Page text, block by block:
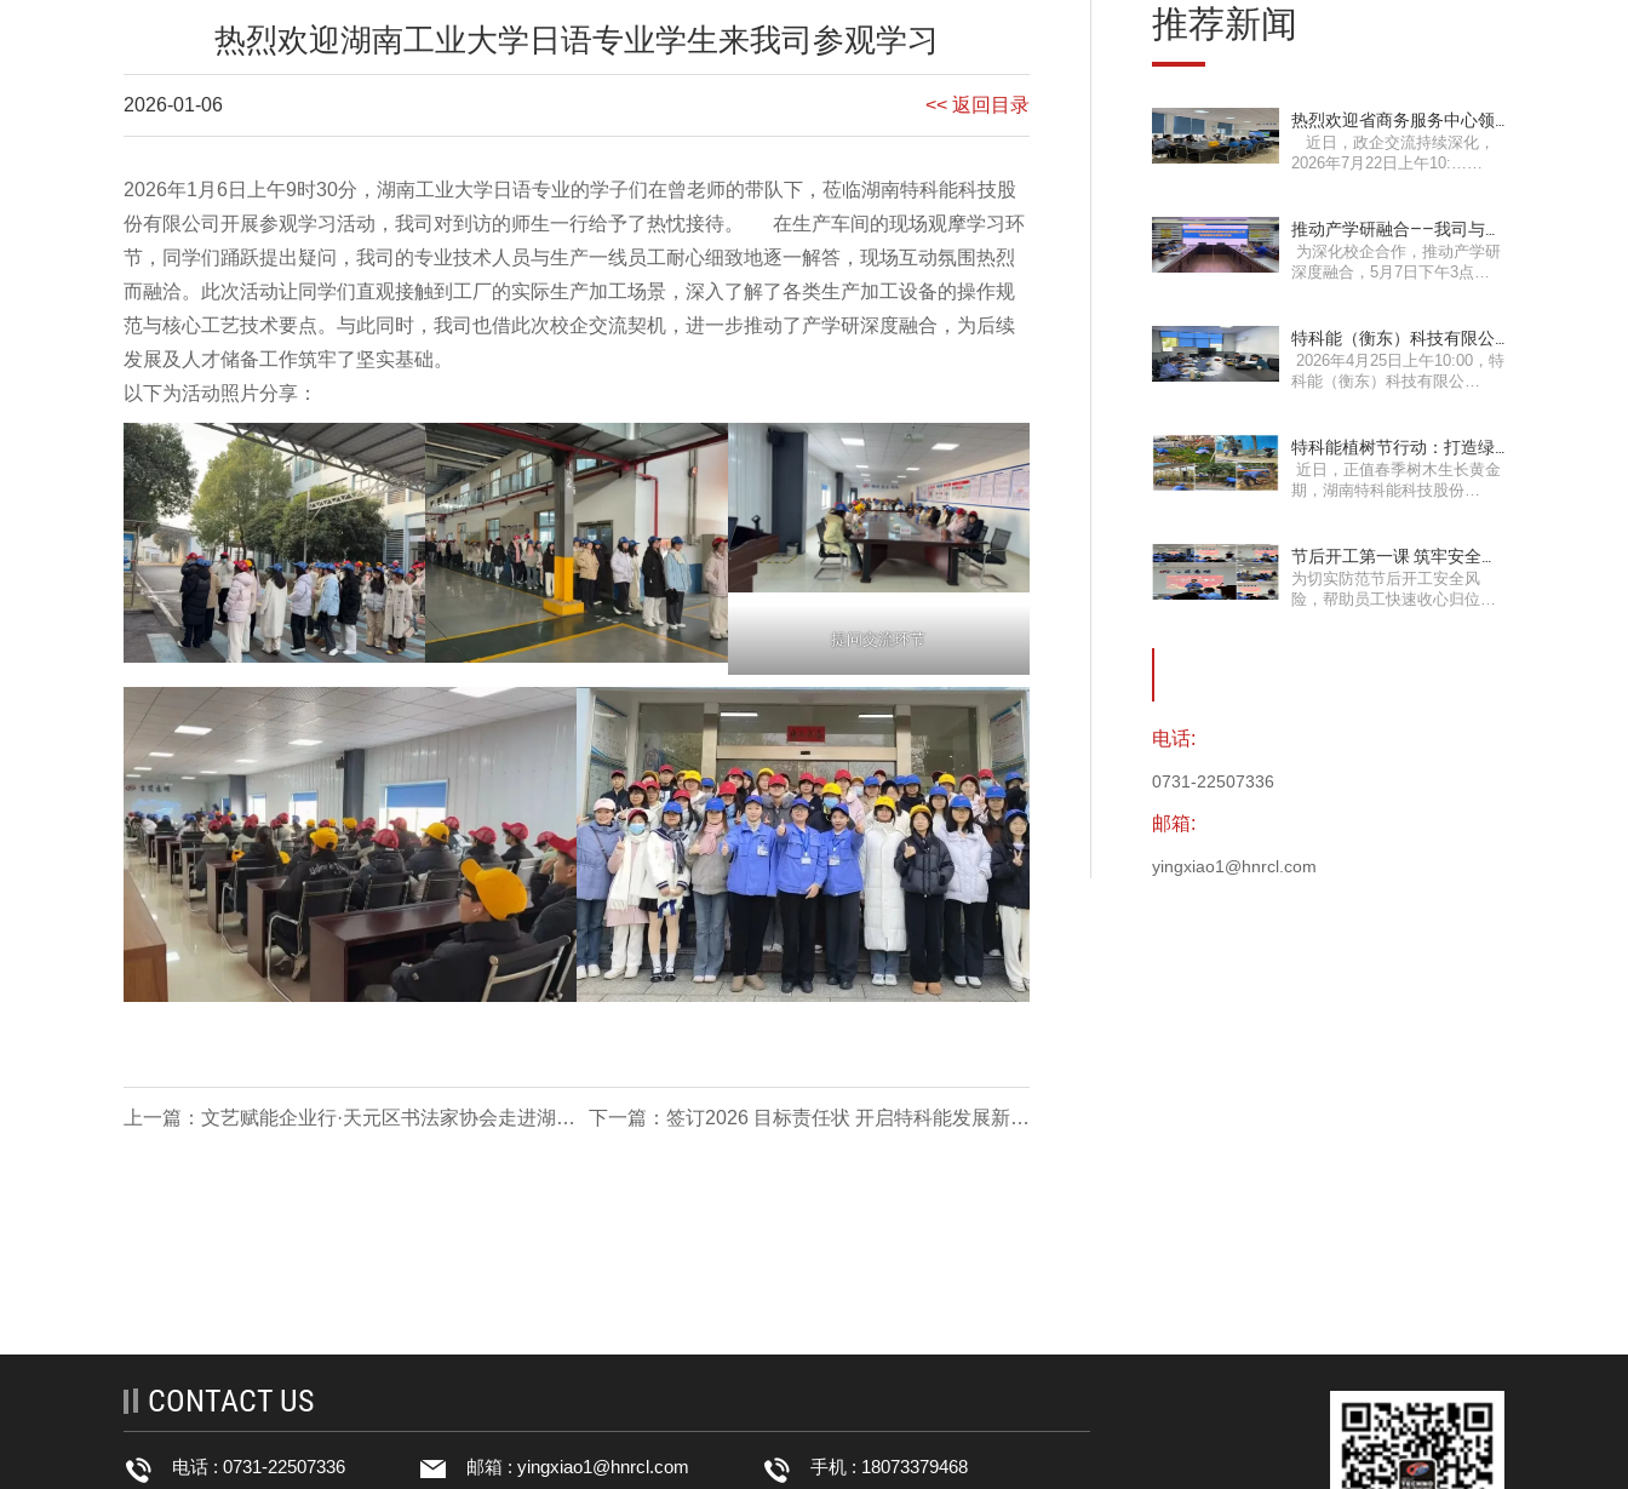
热烈欢迎湖南工业大学日语专业学生来我司参观学习
2026-01-06 << 返回目录
2026年1月6日上午9时30分，湖南工业大学日语专业的学子们在曾老师的带队下，莅临湖南特科能科技股
份有限公司开展参观学习活动，我司对到访的师生一行给予了热忱接待。 在生产车间的现场观摩学习环
节，同学们踊跃提出疑问，我司的专业技术人员与生产一线员工耐心细致地逐一解答，现场互动氛围热烈
而融洽。此次活动让同学们直观接触到工厂的实际生产加工场景，深入了解了各类生产加工设备的操作规
范与核心工艺技术要点。与此同时，我司也借此次校企交流契机，进一步推动了产学研深度融合，为后续
发展及人才储备工作筑牢了坚实基础。
以下为活动照片分享：
提问交流环节
上一篇：文艺赋能企业行·天元区书法家协会走进湖南
下一篇：签订2026 目标责任状 开启特科能发展新征
推荐新闻
热烈欢迎省商务服务中心领
导莅临我司指导工作！
近日，政企交流持续深化，
2026年7月22日上午10:……
推动产学研融合——我司与湖
南工业职业技术学院召开产
学研交流会
为深化校企合作，推动产学研
深度融合，5月7日下午3点，
特科能（衡东）科技有限公
司2026年第一次董事会会议
圆满成功
2026年4月25日上午10:00，特
科能（衡东）科技有限公
特科能植树节行动：打造绿
色工厂，助力树木焕发生机
近日，正值春季树木生长黄金
期，湖南特科能科技股份
节后开工第一课 筑牢安全防
火墙
为切实防范节后开工安全风
险，帮助员工快速收心归位，
电话:
0731-22507336
邮箱:
yingxiao1@hnrcl.com
CONTACT US
电话 : 0731-22507336 邮箱 : yingxiao1@hnrcl.com 手机 : 18073379468